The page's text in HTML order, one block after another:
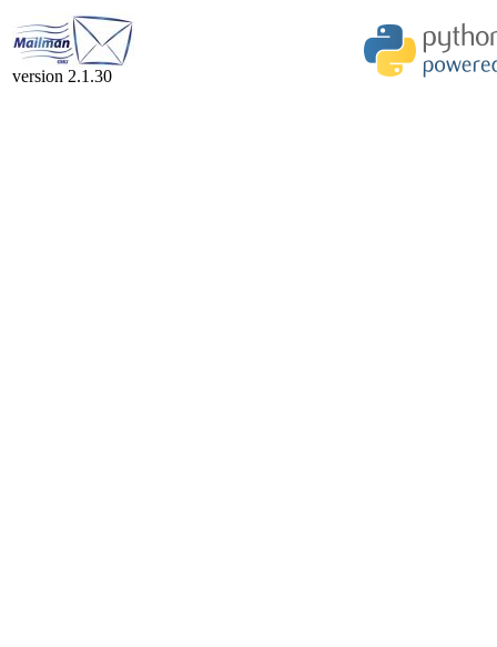
version 2.1.30